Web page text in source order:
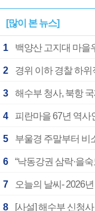
[많이 본 뉴스]
1 백양산 고지대 마을
2 경위 이하 경찰 하
3 해수부 청사, 북항
4 피란마을 67년 역
5 부울경 주말부터 비
6 “낙동강권 삼락·을
7 오늘의 날씨- 2026
8 [사설] 해수부 신청